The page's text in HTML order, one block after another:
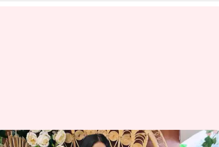
पूनम पांडे ने क्यों किया मौत का